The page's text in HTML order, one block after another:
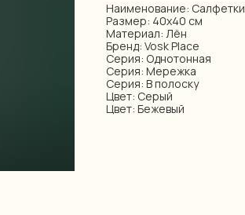
Наименование: Салфетки
Размер: 40х40 см
Материал: Лён
Бренд: Vosk Place
Серия: Однотонная
Серия: Мережка
Серия: В полоску
Цвет: Серый
Цвет: Бежевый